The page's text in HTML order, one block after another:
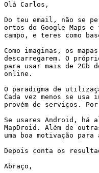
Olá Carlos,
Do teu email, não se
ortos do Google Maps
campo, e teres como
Como imaginas, os
descarregarem. O
para usar mais de 2Gb
online.
O paradigma de
Cada vez menos se
provém de serviços.
Se usares Android, há
MapDroid. Além de
uma boa motivação
Depois conta os
Abraço,